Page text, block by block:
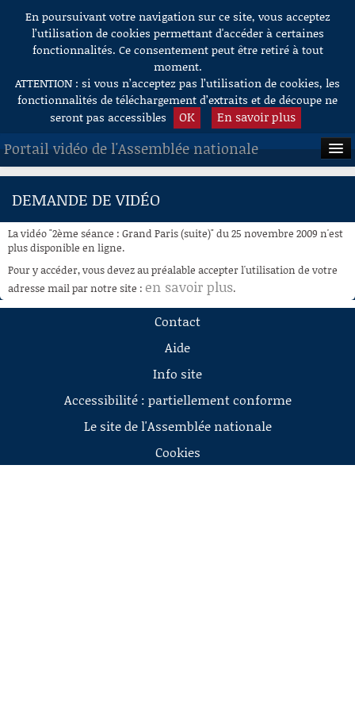
Aller au contenu
En poursuivant votre navigation sur ce site, vous acceptez
l’utilisation de cookies permettant d'accéder à certaines
fonctionnalités. Ce consentement peut être retiré à tout
moment.
ATTENTION : si vous n’acceptez pas l’utilisation de cookies, les
fonctionnalités de téléchargement d’extraits et de découpe ne
seront pas accessibles
OK En savoir plus
Portail vidéo de l'Assemblée nationale
ACCUEIL
À LA DEMANDE
RECHERCHE
AIDE À LA DÉCOUPE
DEMANDE DE VIDÉO
La vidéo "2ème séance : Grand Paris (suite)" du 25 novembre 2009 n'est
plus disponible en ligne.
Pour y accéder, vous devez au préalable accepter l'utilisation de votre
adresse mail par notre site : en savoir plus.
Contact
Aide
Info site
Accessibilité : partiellement conforme
Le site de l'Assemblée nationale
Cookies